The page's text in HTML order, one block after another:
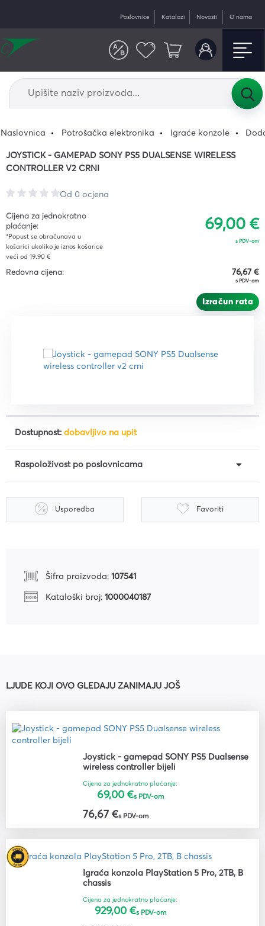
Poslovnice Katalozi Novosti O nama
Naslovnica Potrošačka elektronika Igraće konzole
JOYSTICK - GAMEPAD SONY PS5 DUALSENSE WIRELESS
CONTROLLER V2 CRNI
Od 0 ocjena
Cijena za jednokratno
plaćanje:
*Popust se obračunava u
košarici ukoliko je iznos košarice
veći od 19.90 €
69,00 €
s PDV-om
Redovna cijena: 76,67 €
s PDV-om
Izračun rata
Dostupnost: dobavljivo na upit
Raspoloživost po poslovnicama
Usporedba Favoriti
Šifra proizvoda: 107541
Kataloški broj: 1000040187
LJUDE KOJI OVO GLEDAJU ZANIMAJU JOŠ
Joystick - gamepad SONY PS5 Dualsense
wireless controller bijeli
Cijena za jednokratno plaćanje:
69,00 €s PDV-om
76,67 €s PDV-om
Igraća konzola PlayStation 5 Pro, 2TB, B
chassis
Cijena za jednokratno plaćanje:
929,00 €s PDV-om